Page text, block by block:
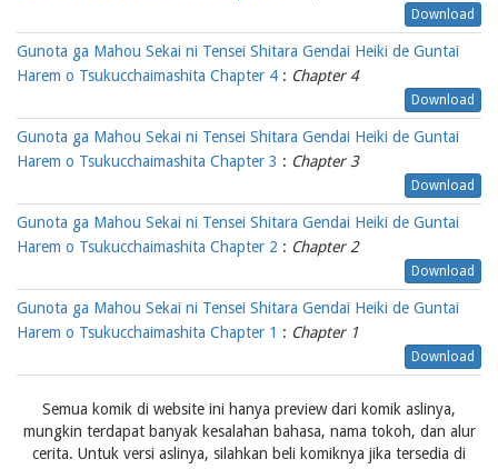
Download
Gunota ga Mahou Sekai ni Tensei Shitara Gendai Heiki de Guntai
Harem o Tsukucchaimashita Chapter 4 : Chapter 4
Download
Gunota ga Mahou Sekai ni Tensei Shitara Gendai Heiki de Guntai
Harem o Tsukucchaimashita Chapter 3 : Chapter 3
Download
Gunota ga Mahou Sekai ni Tensei Shitara Gendai Heiki de Guntai
Harem o Tsukucchaimashita Chapter 2 : Chapter 2
Download
Gunota ga Mahou Sekai ni Tensei Shitara Gendai Heiki de Guntai
Harem o Tsukucchaimashita Chapter 1 : Chapter 1
Download
Semua komik di website ini hanya preview dari komik aslinya,
mungkin terdapat banyak kesalahan bahasa, nama tokoh, dan alur
cerita. Untuk versi aslinya, silahkan beli komiknya jika tersedia di